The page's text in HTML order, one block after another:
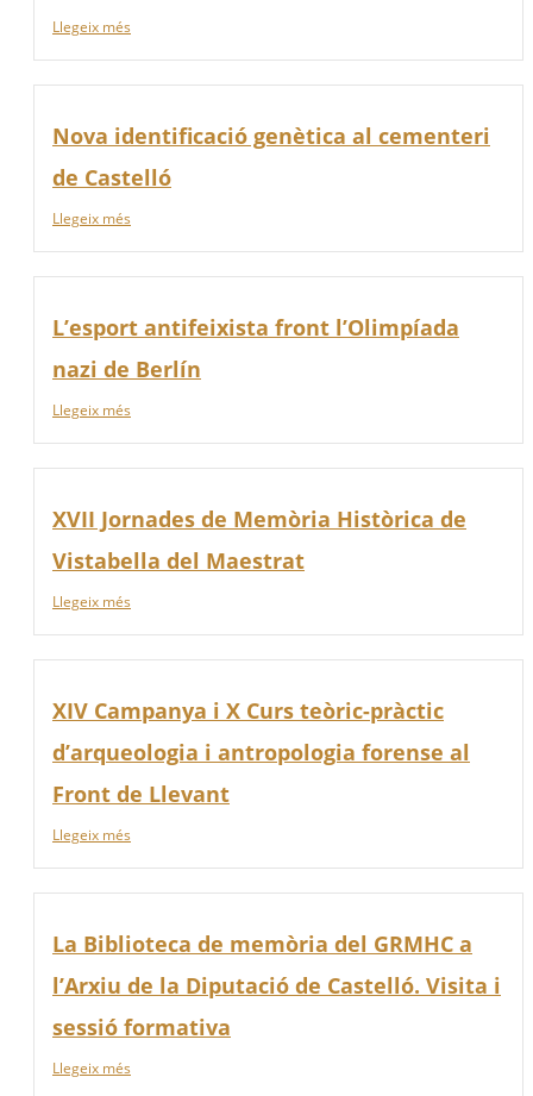
Llegeix més
Nova identificació genètica al cementeri
de Castelló
Llegeix més
L’esport antifeixista front l’Olimpíada
nazi de Berlín
Llegeix més
XVII Jornades de Memòria Històrica de
Vistabella del Maestrat
Llegeix més
XIV Campanya i X Curs teòric-pràctic
d’arqueologia i antropologia forense al
Front de Llevant
Llegeix més
La Biblioteca de memòria del GRMHC a
l’Arxiu de la Diputació de Castelló. Visita i
sessió formativa
Llegeix més